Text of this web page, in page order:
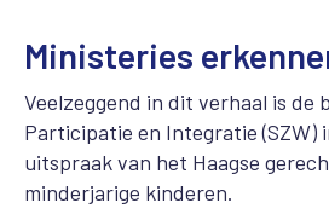
Ministeries
Veelzeggend in dit verhaal is
Participatie en Integratie (SZW)
uitspraak van het Haagse
minderjarige kinderen.